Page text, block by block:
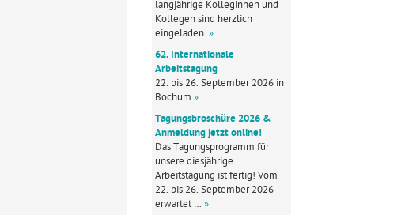
langjährige Kolleginnen und
Kollegen sind herzlich
eingeladen. »
62. Internationale
Arbeitstagung
22. bis 26. September 2026 in
Bochum »
Tagungsbroschüre 2026 &
Anmeldung jetzt online!
Das Tagungsprogramm für
unsere diesjährige
Arbeitstagung ist fertig! Vom
22. bis 26. September 2026
erwartet … »